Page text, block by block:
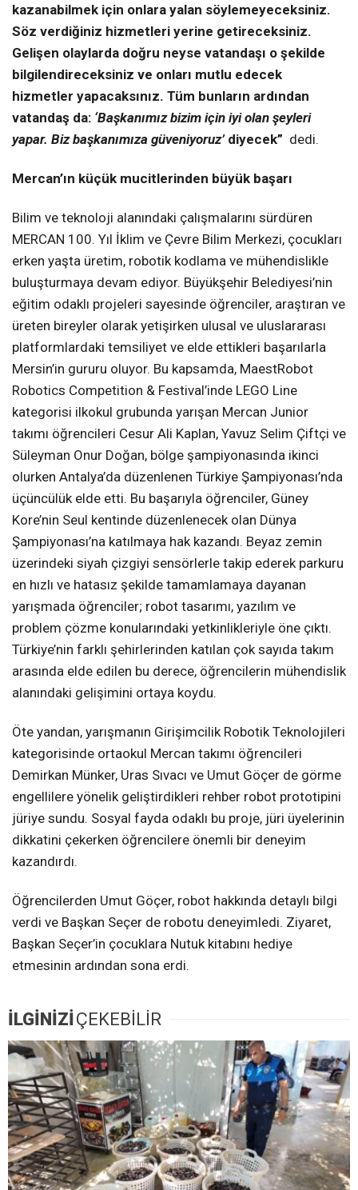
kazanabilmek için onlara yalan söylemeyeceksiniz.
Söz verdiğiniz hizmetleri yerine getireceksiniz.
Gelişen olaylarda doğru neyse vatandaşı o şekilde
bilgilendireceksiniz ve onları mutlu edecek
hizmetler yapacaksınız. Tüm bunların ardından
vatandaş da: ‘Başkanımız bizim için iyi olan şeyleri
yapar. Biz başkanımıza güveniyoruz’diyecek” dedi.
Mercan’ın küçük mucitlerinden büyük başarı
Bilim ve teknoloji alanındaki çalışmalarını sürdüren
MERCAN 100. Yıl İklim ve Çevre Bilim Merkezi, çocukları
erken yaşta üretim, robotik kodlama ve mühendislikle
buluşturmaya devam ediyor. Büyükşehir Belediyesi’nin
eğitim odaklı projeleri sayesinde öğrenciler, araştıran ve
üreten bireyler olarak yetişirken ulusal ve uluslararası
platformlardaki temsiliyet ve elde ettikleri başarılarla
Mersin’in gururu oluyor. Bu kapsamda, MaestRobot
Robotics Competition & Festival’inde LEGO Line
kategorisi ilkokul grubunda yarışan Mercan Junior
takımı öğrencileri Cesur Ali Kaplan, Yavuz Selim Çiftçi ve
Süleyman Onur Doğan, bölge şampiyonasında ikinci
olurken Antalya’da düzenlenen Türkiye Şampiyonası’nda
üçüncülük elde etti. Bu başarıyla öğrenciler, Güney
Kore’nin Seul kentinde düzenlenecek olan Dünya
Şampiyonası’na katılmaya hak kazandı. Beyaz zemin
üzerindeki siyah çizgiyi sensörlerle takip ederek parkuru
en hızlı ve hatasız şekilde tamamlamaya dayanan
yarışmada öğrenciler; robot tasarımı, yazılım ve
problem çözme konularındaki yetkinlikleriyle öne çıktı.
Türkiye’nin farklı şehirlerinden katılan çok sayıda takım
arasında elde edilen bu derece, öğrencilerin mühendislik
alanındaki gelişimini ortaya koydu.
Öte yandan, yarışmanın Girişimcilik Robotik Teknolojileri
kategorisinde ortaokul Mercan takımı öğrencileri
Demirkan Münker, Uras Sıvacı ve Umut Göçer de görme
engellilere yönelik geliştirdikleri rehber robot prototipini
jüriye sundu. Sosyal fayda odaklı bu proje, jüri üyelerinin
dikkatini çekerken öğrencilere önemli bir deneyim
kazandırdı.
Öğrencilerden Umut Göçer, robot hakkında detaylı bilgi
verdi ve Başkan Seçer de robotu deneyimledi. Ziyaret,
Başkan Seçer’in çocuklara Nutuk kitabını hediye
etmesinin ardından sona erdi.
İLGİNİZİ ÇEKEBİLİR